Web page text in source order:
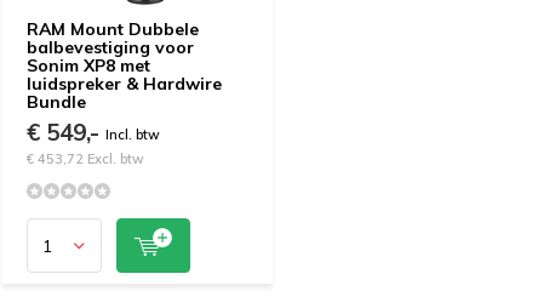
RAM Mount Dubbele
balbevestiging voor
Sonim XP8 met
luidspreker & Hardwire
Bundle
€ 549,- Incl. btw
€ 453,72 Excl. btw